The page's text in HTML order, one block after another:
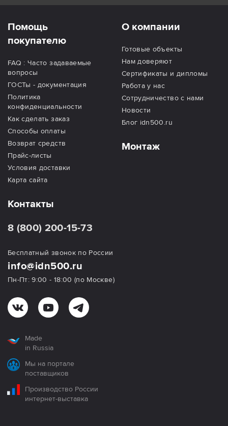
Помощь
покупателю
FAQ : Часто задаваемые
вопросы
ГОСТы - документация
Политика
конфиденциальности
Как сделать заказ
Способы оплаты
Возврат средств
Прайс-листы
Условия доставки
Карта сайта
О компании
Готовые объекты
Нам доверяют
Сертификаты и дипломы
Работа у нас
Сотрудничество с нами
Новости
Блог idn500.ru
Монтаж
Контакты
8 (800) 200-15-73
Бесплатный звонок по России
info@idn500.ru
Пн-Пт: 9:00 - 18:00 (по Москве)
Made
in Russia
Мы на портале
поставщиков
Производство России
интернет-выставка